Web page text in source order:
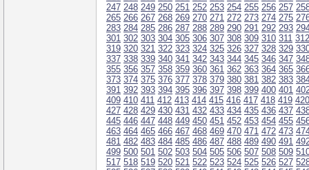
247 248 249 250 251 252 253 254 255 256 257
265 266 267 268 269 270 271 272 273 274 275
283 284 285 286 287 288 289 290 291 292 293
301 302 303 304 305 306 307 308 309 310 311 312
319 320 321 322 323 324 325 326 327 328 329
337 338 339 340 341 342 343 344 345 346 347
355 356 357 358 359 360 361 362 363 364 365
373 374 375 376 377 378 379 380 381 382 383
391 392 393 394 395 396 397 398 399 400 401
409 410 411 412 413 414 415 416 417 418 419 420
427 428 429 430 431 432 433 434 435 436 437
445 446 447 448 449 450 451 452 453 454 455
463 464 465 466 467 468 469 470 471 472 473
481 482 483 484 485 486 487 488 489 490 491
499 500 501 502 503 504 505 506 507 508 509
517 518 519 520 521 522 523 524 525 526 527